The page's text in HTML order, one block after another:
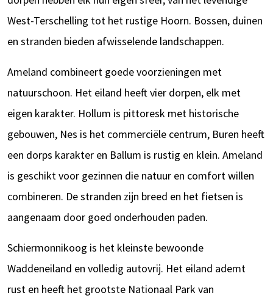
West-Terschelling tot het rustige Hoorn. Bossen, duinen
en stranden bieden afwisselende landschappen.
Ameland combineert goede voorzieningen met
natuurschoon. Het eiland heeft vier dorpen, elk met
eigen karakter. Hollum is pittoresk met historische
gebouwen, Nes is het commerciële centrum, Buren heeft
een dorps karakter en Ballum is rustig en klein. Ameland
is geschikt voor gezinnen die natuur en comfort willen
combineren. De stranden zijn breed en het fietsen is
aangenaam door goed onderhouden paden.
Schiermonnikoog is het kleinste bewoonde
Waddeneiland en volledig autovrij. Het eiland ademt
rust en heeft het grootste Nationaal Park van